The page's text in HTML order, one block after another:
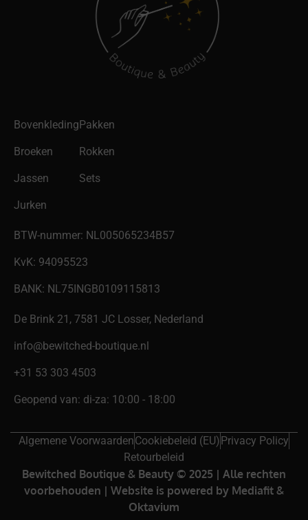
Bovenkleding
Broeken
Jassen
Jurken
Pakken
Rokken
Sets
BTW-nummer: NL005065234B57
KvK: 94095523
BANK: NL75INGB0109115813
De Brink 21, 7581 JC Losser, Nederland
info@bewitched-boutique.nl
‎+31 53 303 4503
Geopend van: di-za: 10:00 - 18:00
Algemene VoorwaardenCookiebeleid (EU)Privacy Policy
Retourbeleid
Bewitched Boutique & Beauty © 2025 | Alle rechten
voorbehouden | Website is powered by Mediafit &
Oktavium